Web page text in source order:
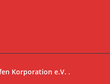
Korporation e.V. .